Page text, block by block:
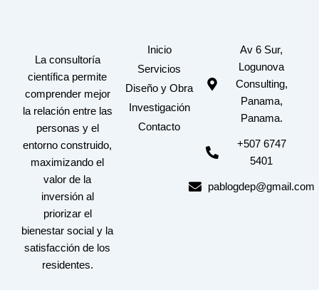
La consultoría
científica permite
comprender mejor
la relación entre las
personas y el
entorno construido,
maximizando el
valor de la
inversión al
priorizar el
bienestar social y la
satisfacción de los
residentes.
Inicio
Servicios
Diseño y Obra
Investigación
Contacto
Av 6 Sur,
Logunova
Consulting,
Panama,
Panama.
+507 6747
5401
pablogdep@gmail.com